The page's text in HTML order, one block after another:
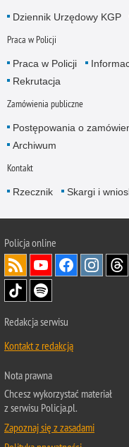
Dziennik Urzędowy KGP
Praca w Policji
Praca w Policji
Rekrutacja
Zamówienia publiczne
Postępowania o
Archiwum
Kontakt
Rzecznik Skargi i
Policjaonline
Redakcja serwisu
Kontakt z redakcją
Nota prawna
Chcesz wykorzystać materiał
z serwisu Policja.pl.
Zapoznaj się z zasadami